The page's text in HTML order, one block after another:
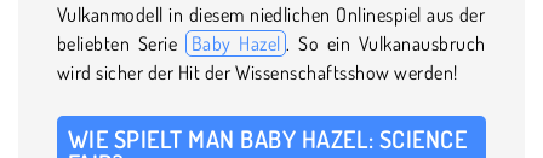
Vulkanmodell in diesem niedlichen Onlinespiel aus der
beliebten Serie
Baby Hazel . So ein Vulkanausbruch
wird sicher der Hit der Wissenschaftsshow werden!
WIE SPIELT MAN BABY HAZEL: SCIENCE